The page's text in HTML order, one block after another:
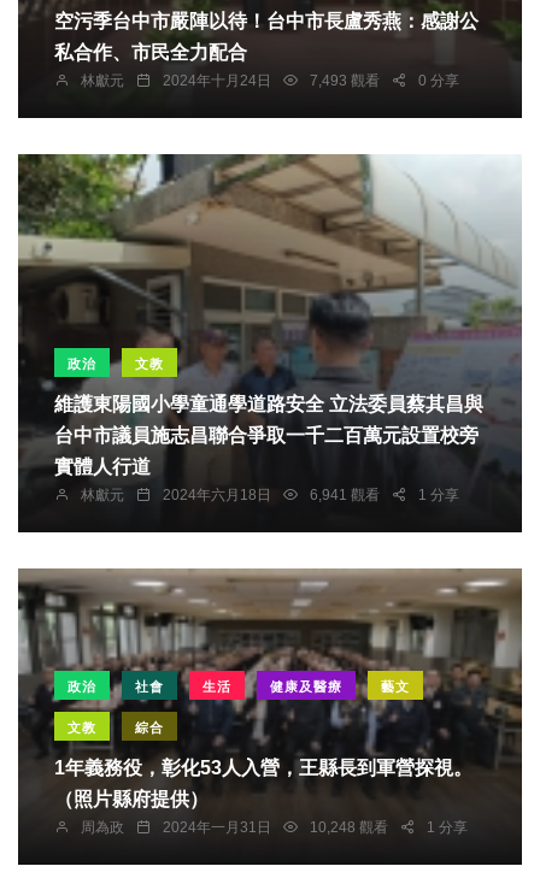
空污季台中市嚴陣以待！台中市長盧秀燕：感謝公
私合作、市民全力配合
林獻元 2024年十月24日 7,493 觀看 0 分享
政治 文教
維護東陽國小學童通學道路安全 立法委員蔡其昌與
台中市議員施志昌聯合爭取一千二百萬元設置校旁
實體人行道
林獻元 2024年六月18日 6,941 觀看 1 分享
政治 社會 生活 健康及醫療 藝文
文教 綜合
1年義務役，彰化53人入營，王縣長到軍營探視。
（照片縣府提供）
周為政 2024年一月31日 10,248 觀看 1 分享